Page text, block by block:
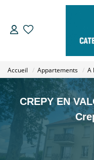
Accueil Appartements A
CREPY EN